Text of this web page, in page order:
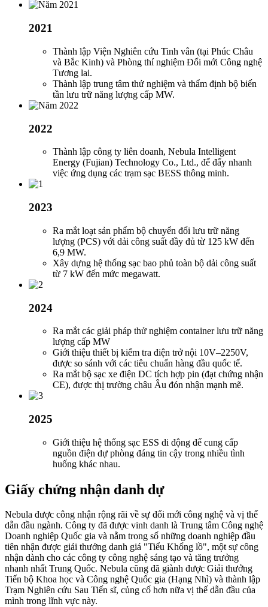
2021
Thành lập Viện Nghiên cứu Tinh vân (tại Phúc Châu
và Bắc Kinh) và Phòng thí nghiệm Đổi mới Công nghệ
Tương lai.
Thành lập trung tâm thử nghiệm và thẩm định bộ biến
tần lưu trữ năng lượng cấp MW.
2022
Thành lập công ty liên doanh, Nebula Intelligent
Energy (Fujian) Technology Co., Ltd., để đẩy nhanh
việc ứng dụng các trạm sạc BESS thông minh.
2023
Ra mắt loạt sản phẩm bộ chuyển đổi lưu trữ năng
lượng (PCS) với dải công suất đầy đủ từ 125 kW đến
6,9 MW.
Xây dựng hệ thống sạc bao phủ toàn bộ dải công suất
từ ​​7 kW đến mức megawatt.
2024
Ra mắt các giải pháp thử nghiệm container lưu trữ năng
lượng cấp MW
Giới thiệu thiết bị kiểm tra điện trở nội 10V–2250V,
được so sánh với các tiêu chuẩn hàng đầu quốc tế.
Ra mắt bộ sạc xe điện DC tích hợp pin (đạt chứng nhận
CE), được thị trường châu Âu đón nhận mạnh mẽ.
2025
Giới thiệu hệ thống sạc ESS di động để cung cấp
nguồn điện dự phòng đáng tin cậy trong nhiều tình
huống khác nhau.
Giấy chứng nhận danh dự
Nebula được công nhận rộng rãi về sự đổi mới công nghệ và vị thế
dẫn đầu ngành. Công ty đã được vinh danh là Trung tâm Công nghệ
Doanh nghiệp Quốc gia và nằm trong số những doanh nghiệp đầu
tiên nhận được giải thưởng danh giá "Tiểu Khổng lồ", một sự công
nhận dành cho các công ty công nghệ sáng tạo và tăng trưởng
nhanh nhất Trung Quốc. Nebula cũng đã giành được Giải thưởng
Tiến bộ Khoa học và Công nghệ Quốc gia (Hạng Nhì) và thành lập
Trạm Nghiên cứu Sau Tiến sĩ, củng cố hơn nữa vị thế dẫn đầu của
mình trong lĩnh vực này.